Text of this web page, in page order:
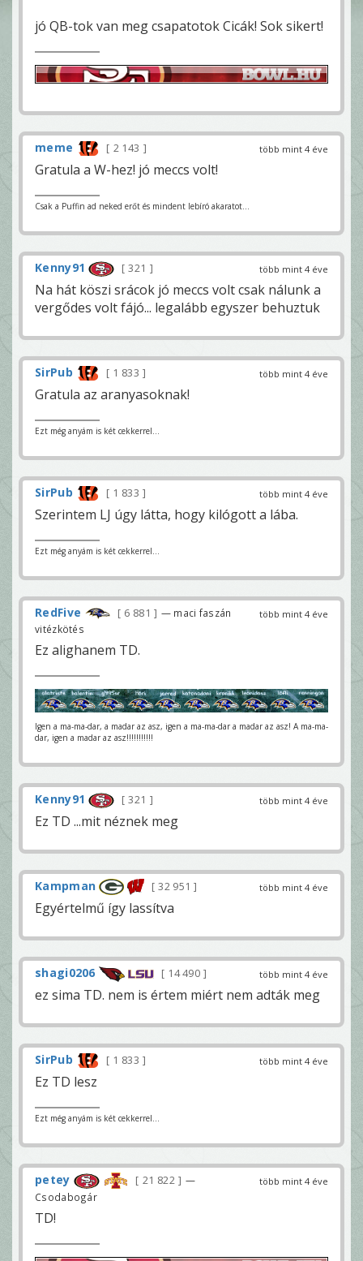
jó QB-tok van meg csapatotok Cicák! Sok sikert!
több mint 4 éve
meme 2 143
Gratula a W-hez! jó meccs volt!
Csak a Puffin ad neked erőt és mindent lebíró akaratot...
több mint 4 éve
Kenny91 321
Na hát köszi srácok jó meccs volt csak nálunk a
vergődes volt fájó... legalább egyszer behuztuk
több mint 4 éve
SirPub 1 833
Gratula az aranyasoknak!
Ezt még anyám is két cekkerrel...
több mint 4 éve
SirPub 1 833
Szerintem LJ úgy látta, hogy kilógott a lába.
Ezt még anyám is két cekkerrel...
több mint 4 éve
RedFive 6 881
— maci faszán
vitézkötés
Ez alighanem TD.
Igen a ma-ma-dar, a madar az asz, igen a ma-ma-dar a madar az asz! A ma-ma-
dar, igen a madar az asz!!!!!!!!!!!
több mint 4 éve
Kenny91 321
Ez TD ...mit néznek meg
több mint 4 éve
Kampman 32 951
Egyértelmű így lassítva
több mint 4 éve
shagi0206 14 490
ez sima TD. nem is értem miért nem adták meg
több mint 4 éve
SirPub 1 833
Ez TD lesz
Ezt még anyám is két cekkerrel...
több mint 4 éve
petey 21 822
—
Csodabogár
TD!